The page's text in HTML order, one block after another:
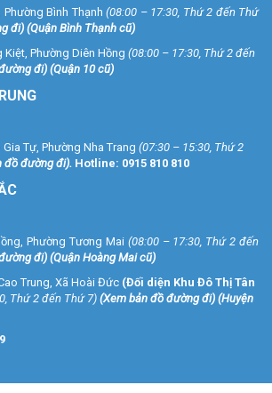
Phường Bình Thạnh (08:00 – 17:30, Thứ 2 đến Thứ
đi) (Quận Bình Thạnh cũ)
Kiệt, Phường Diên Hồng (08:00 – 17:30, Thứ 2 đến
đi) (Quận 10 cũ)
Tự, Phường Nha Trang (07:30 – 15:30, Thứ 2
đồ đường đi). Hotline: 0915 810 810
Phường Tương Mai (08:00 – 17:30, Thứ 2 đến
đi) (Quận Hoàng Mai cũ)
Trung, Xã Hoài Đức (Đối diện Khu Đô Thị Tân
Thứ 2 đến Thứ 7) (Xem bản đồ đường đi) (Huyện